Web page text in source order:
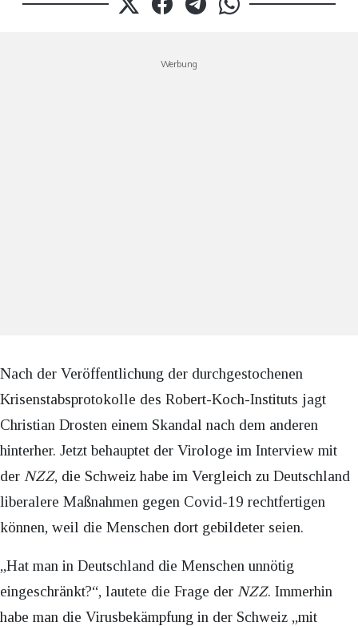
Werbung
Nach der Veröffentlichung der durchgestochenen
Krisenstabsprotokolle des Robert-Koch-Instituts jagt
Christian Drosten einem Skandal nach dem anderen
hinterher. Jetzt behauptet der Virologe im Interview mit
der NZZ, die Schweiz habe im Vergleich zu Deutschland
liberalere Maßnahmen gegen Covid-19 rechtfertigen
können, weil die Menschen dort gebildeter seien.
„Hat man in Deutschland die Menschen unnötig
eingeschränkt?“, lautete die Frage der NZZ. Immerhin
habe man die Virusbekämpfung in der Schweiz „mit